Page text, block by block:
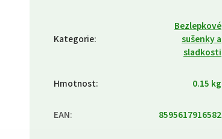
Kategorie:
Bezlepkové
sušenky a
sladkosti
Hmotnost: 0.15 kg
EAN: 8595617916582